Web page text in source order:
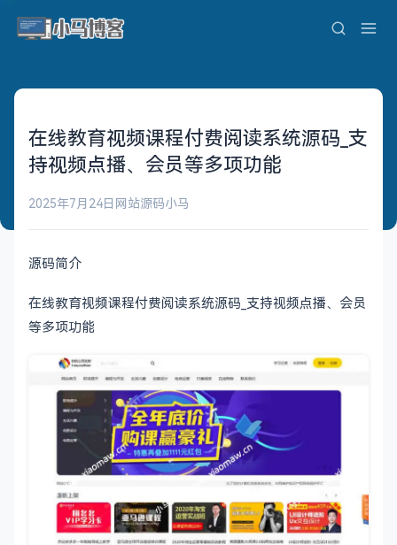
在线教育视频课程付费阅读系统源码_支
持视频点播、会员等多项功能
2025年7月24日 网站源码小马
源码简介
在线教育视频课程付费阅读系统源码_支持视频点播、会员
等多项功能